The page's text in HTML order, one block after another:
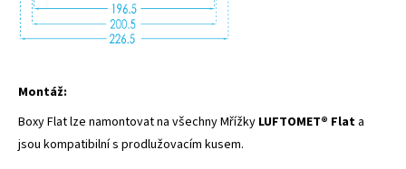
Montáž:
Boxy Flat lze namontovat na všechny Mřížky LUFTOMET® Flat a
jsou kompatibilní s prodlužovacím kusem.